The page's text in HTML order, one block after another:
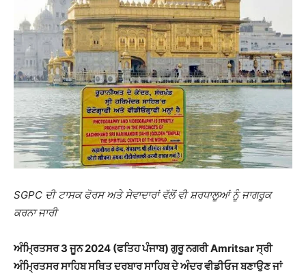
SGPC ਦੀ ਟਾਸਕ ਫੋਰਸ ਅਤੇ ਸੇਵਾਦਾਰਾਂ ਵੱਲੋਂ ਵੀ ਸ਼ਰਧਾਲੂਆਂ ਨੂੰ ਜਾਗਰੂਕ
ਕਰਨਾ ਜਾਰੀ
ਅੰਮ੍ਰਿਤਸਰ 3 ਜੂਨ 2024 (ਫਤਿਹ ਪੰਜਾਬ) ਗੁਰੂ ਨਗਰੀ Amritsar ਸ੍ਰੀ
ਅੰਮ੍ਰਿਤਸਰ ਸਾਹਿਬ ਸਥਿਤ ਦਰਬਾਰ ਸਾਹਿਬ ਦੇ ਅੰਦਰ ਵੀਡੀਓਜ ਬਣਾਉਣ ਜਾਂ